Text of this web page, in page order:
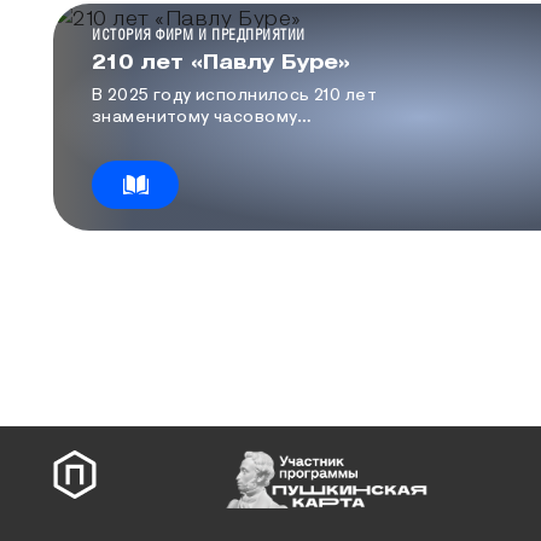
КАТЕГОРИЯ МЕДИА
ИСТОРИЯ ФИРМ И ПРЕДПРИЯТИЙ
210 лет «Павлу Буре»
В 2025 году исполнилось 210 лет
знаменитому часовому